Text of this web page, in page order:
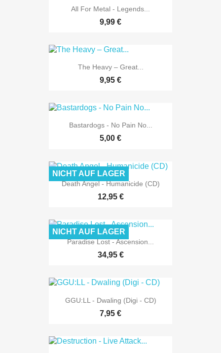
All For Metal - Legends...
9,99 €
The Heavy ‎– Great...
9,95 €
Bastardogs - No Pain No...
5,00 €
Death Angel - Humanicide (CD)
12,95 €
NICHT AUF LAGER
Paradise Lost - Ascension...
34,95 €
NICHT AUF LAGER
GGU:LL - Dwaling (Digi - CD)
7,95 €